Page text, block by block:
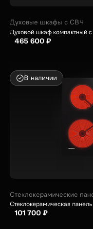
Духовые шкафы с СВЧ
Духовой шкаф компактный
465 600 ₽
В наличии
Стеклокерамические
Стеклокерамическая
101 700 ₽